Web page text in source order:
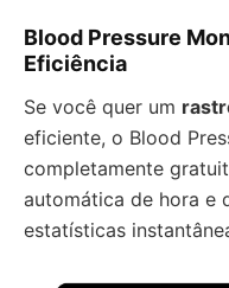
Blood Pressure
Eficiência
Se você quer um
eficiente, o Blood
completamente
automática de hora e
estatísticas